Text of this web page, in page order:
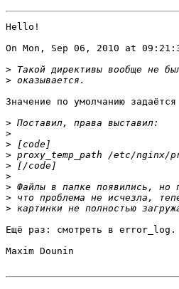
Hello!
On Mon, Sep 06, 2010 at
>
>
Значение по умолчанию
>
>
>
>
>
>
>
>
>
Ещё раз: смотреть в error_log.
Maxim Dounin